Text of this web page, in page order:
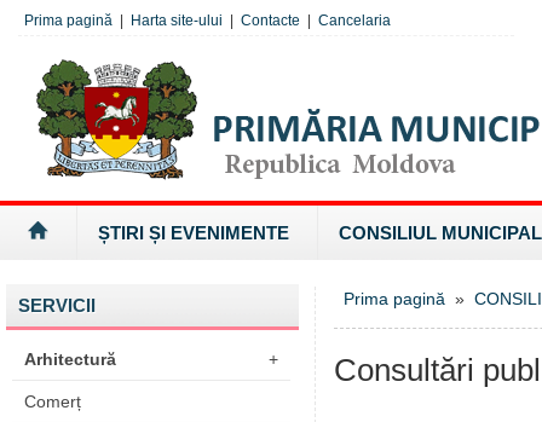
Prima pagină Harta site-ului Contacte Cancelaria
ȘTIRI ȘI EVENIMENTE CONSILIUL MUNICIPAL
SERVICII
Arhitectură +
Comerț
Prima pagină »
Consultări